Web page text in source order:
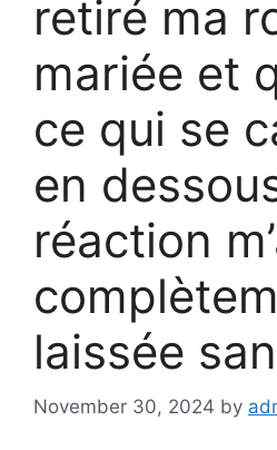
retiré ma
mariée et
ce qui se
en
réaction
laissée
November 30, 2024 by